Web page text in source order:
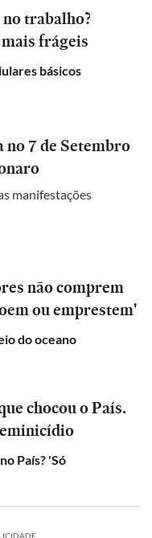
trabalho?
frágeis
básicos
7 de Setembro
manifestações
não comprem
ou emprestem'
do oceano
chocou o País.
País? 'Só